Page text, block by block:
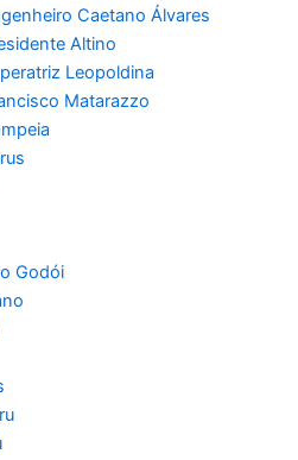
Caetano Álvares
Altino
Leopoldina
Matarazzo
Godói